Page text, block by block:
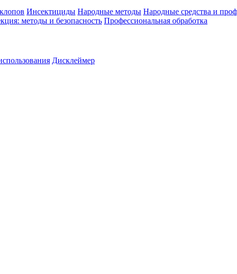
Инсектициды Народные методы Народные средства и
методы и безопасность Профессиональная обработка
Дисклеймер